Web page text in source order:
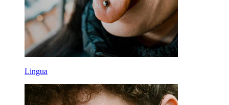
Lingua